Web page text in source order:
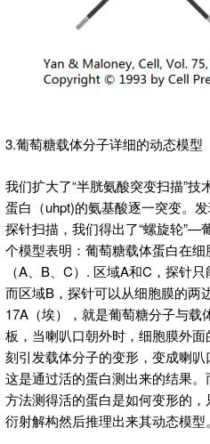
3.葡萄糖载体分子详细的动态模型
我们扩大了“半胱氨酸突变扫描”
蛋白（uhpt)的氨基酸逐一突变。
探针扫描，我们得出了“螺旋轮”—
个模型表明：葡萄糖载体蛋白在
（A、B、C）. 区域A和C，探针
而区域B，探针可以从细胞膜的两
17A（埃），就是葡萄糖分子与载
板，当喇叭口朝外时，细胞膜外
刻引发载体分子的变形，变成喇叭
这是通过活的蛋白测出来的结果
方法测得活的蛋白是如何变形的
衍射解构然后推理出来其动态模型。